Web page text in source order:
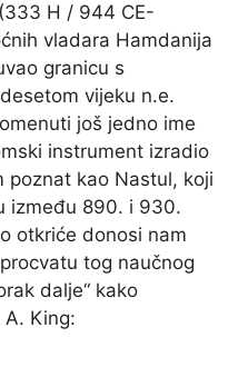
H / 944 CE-
vladara Hamdanija
granicu s
vijeku n.e.
još jedno ime
instrument izradio
poznat kao Nastul, koji
između 890. i 930.
otkriće donosi nam
tog naučnog
dalje“ kako
King: